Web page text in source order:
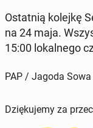
Os­tat­nią kolejkę
na 24 maja.
15:00 lokalnego
PAP / Jagoda Sowa
Dziękujemy za